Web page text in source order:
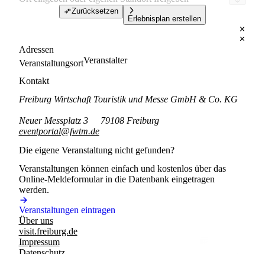
Zurücksetzen
Erlebnisplan erstellen
Adressen
VeranstaltungsortVeranstalter
Kontakt
Freiburg Wirtschaft Touristik und Messe GmbH & Co. KG
Neuer Messplatz 3
79108 Freiburg
eventportal@fwtm.de
Die eigene Veranstaltung nicht gefunden?
Veranstaltungen können einfach und kostenlos über das
Online-Meldeformular in die Datenbank eingetragen
werden.
Veranstaltungen eintragen
Über uns
visit.freiburg.de
Impressum